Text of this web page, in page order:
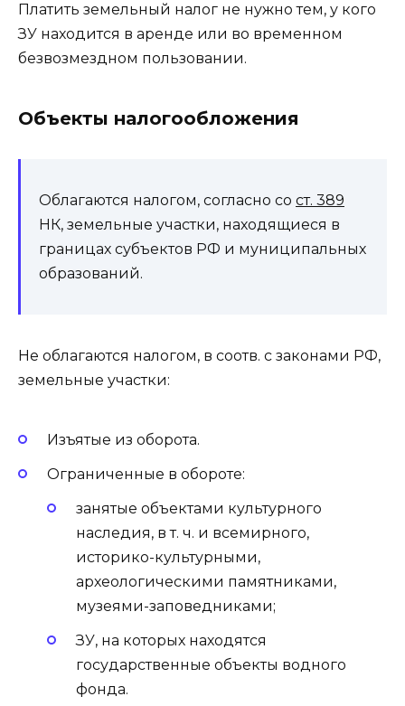
Платить земельный налог не нужно тем, у кого
ЗУ находится в аренде или во временном
безвозмездном пользовании.
Объекты налогообложения
Облагаются налогом, согласно со ст. 389
НК, земельные участки, находящиеся в
границах субъектов РФ и муниципальных
образований.
Не облагаются налогом, в соотв. с законами РФ,
земельные участки:
Изъятые из оборота.
Ограниченные в обороте:
занятые объектами культурного
наследия, в т. ч. и всемирного,
историко-культурными,
археологическими памятниками,
музеями-заповедниками;
ЗУ, на которых находятся
государственные объекты водного
фонда.